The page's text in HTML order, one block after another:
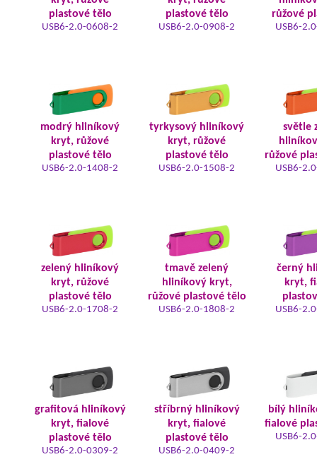
plastové tělo
USB6-2.0-0608-2
plastové tělo
USB6-2.0-0908-2
růžové
USB6-
modrý hliníkový
kryt, růžové
plastové tělo
USB6-2.0-1408-2
tyrkysový hliníkový
kryt, růžové
plastové tělo
USB6-2.0-1508-2
světle
růžové
USB6-
zelený hliníkový
kryt, růžové
plastové tělo
USB6-2.0-1708-2
tmavě zelený
hliníkový kryt,
růžové plastové tělo
USB6-2.0-1808-2
černý
kryt,
USB6-
grafitová hliníkový
kryt, fialové
plastové tělo
USB6-2.0-0309-2
stříbrný hliníkový
kryt, fialové
plastové tělo
USB6-2.0-0409-2
bílý
fialové
USB6-